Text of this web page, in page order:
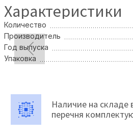
Характеристики
Количество
Производитель
Год выпуска
Упаковка
Наличие на складе
перечня